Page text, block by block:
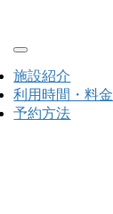
Toggle navigation
施設紹介
利用時間・料金
予約方法